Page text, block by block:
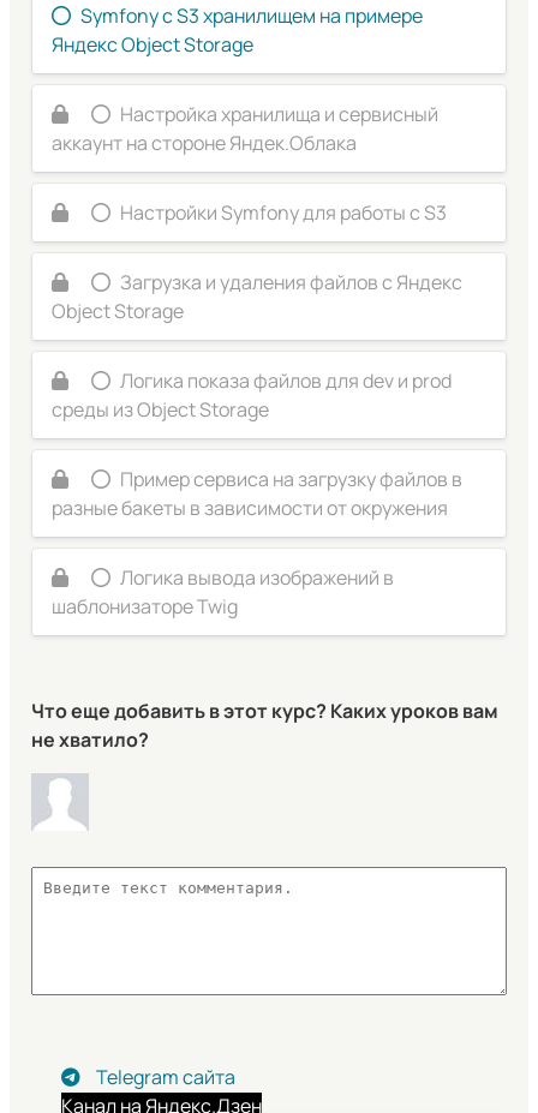
Symfony с S3 хранилищем на примере
Яндекс Object Storage
Настройка хранилища и сервисный
аккаунт на стороне Яндек.Облака
Настройки Symfony для работы с S3
Загрузка и удаления файлов с Яндекс
Object Storage
Логика показа файлов для dev и prod
среды из Object Storage
Пример сервиса на загрузку файлов в
разные бакеты в зависимости от окружения
Логика вывода изображений в
шаблонизаторе Twig
Что еще добавить в этот курс? Каких уроков вам
не хватило?
Telegram сайта
Канал на Яндекс.Дзен